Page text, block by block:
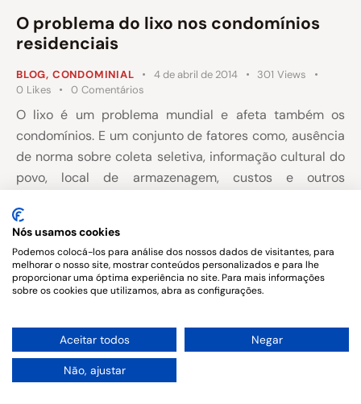
O problema do lixo nos condomínios
residenciais
BLOG, CONDOMINIAL 4 de abril de 2014 301 Views
0 Likes 0 Comentários
O lixo é um problema mundial e afeta também os
condomínios. E um conjunto de fatores como, ausência
de norma sobre coleta seletiva, informação cultural do
povo, local de armazenagem, custos e outros
da destinação do lixo faça parte do cotidiano da vida
condominial.
Copyright © 2026. All rights reserved.
Nós usamos cookies
Podemos colocá-los para análise dos nossos dados de visitantes, para
melhorar o nosso site, mostrar conteúdos personalizados e para lhe
proporcionar uma óptima experiência no site. Para mais informações
sobre os cookies que utilizamos, abra as configurações.
Aceitar todos Negar
Não, ajustar